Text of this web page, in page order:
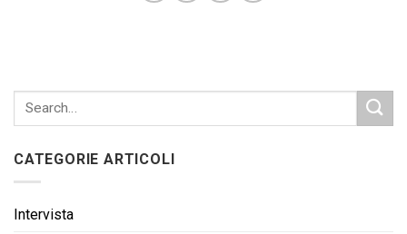
CATEGORIE ARTICOLI
Intervista